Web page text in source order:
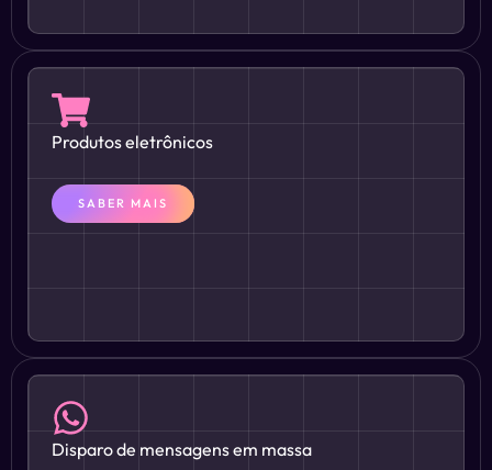
Produtos eletrônicos
SABER MAIS
Disparo de mensagens em massa